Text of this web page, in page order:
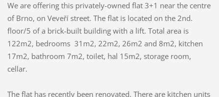
We are offering this privately-owned flat 3+1 near the centre
of Brno, on Veveří street. The flat is located on the 2nd.
floor/5 of a brick-built building with a lift. Total area is
122m2, bedrooms 31m2, 22m2, 26m2 and 8m2, kitchen
17m2, bathroom 7m2, toilet, hal 15m2, storage room,
cellar.
The flat has recently been renovated. There are kitchen units